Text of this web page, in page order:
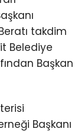
takdim
Belediye
Başkan
Başkanı